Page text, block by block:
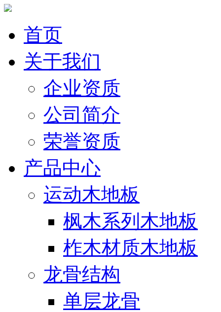
首页
关于我们
企业资质
公司简介
荣誉资质
产品中心
运动木地板
枫木系列木地板
柞木材质木地板
龙骨结构
单层龙骨